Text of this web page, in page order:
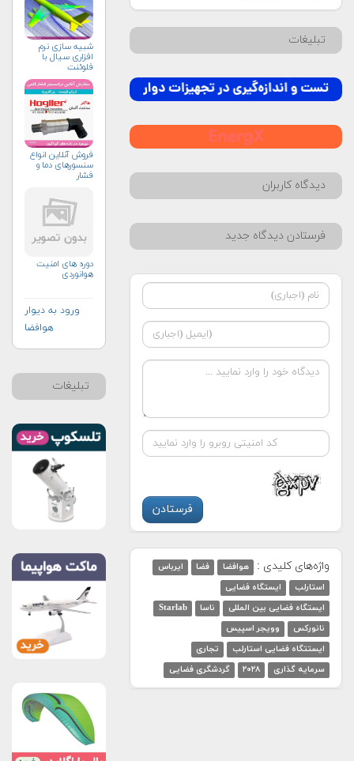
تبلیغات
دیدگاه کاربران
فرستادن دیدگاه جدید
واژه‌های کلیدی : هوافضا فضا
ایرباس
استارلب
ایستگاه فضایی
ایستگاه فضایی بین المللی
ناسا
Starlab
نانورکس
وویجر اسپیس
ایستتگاه فضایی استارلب
تجاری
سرمایه گذاری
۲۰۲۸ گردشگری فضایی
شبیه سازی نرم
افزاری سیال با
فلوئنت
فروش آنلاین انواع
سنسورهای دما و
فشار
دوره های امنیت
هوانوردی
ورود به دیوار
هوافضا
تبلیغات